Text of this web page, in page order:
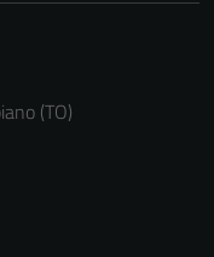
(TO)